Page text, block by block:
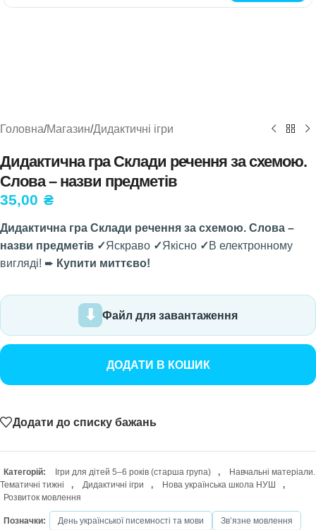
Головна/Магазин/Дидактичні ігри
Дидактична гра Склади речення за схемою.
Слова – назви предметів
35,00 ₴
Дидактична гра Склади речення за схемою. Слова –
назви предметів ✓Яскраво ✓Якісно ✓В електронному
вигляді! ➨ Купити миттєво!
Файл для завантаження
ДОДАТИ В КОШИК
Додати до списку бажань
Категорій: Ігри для дітей 5–6 років (старша група) ,
Навчальні матеріали.
Тематичні тижні
, Дидактичні ігри , Нова українська школа НУШ
,
Розвиток мовлення
Позначки: День української писемності та мови
Звʼязне мовлення